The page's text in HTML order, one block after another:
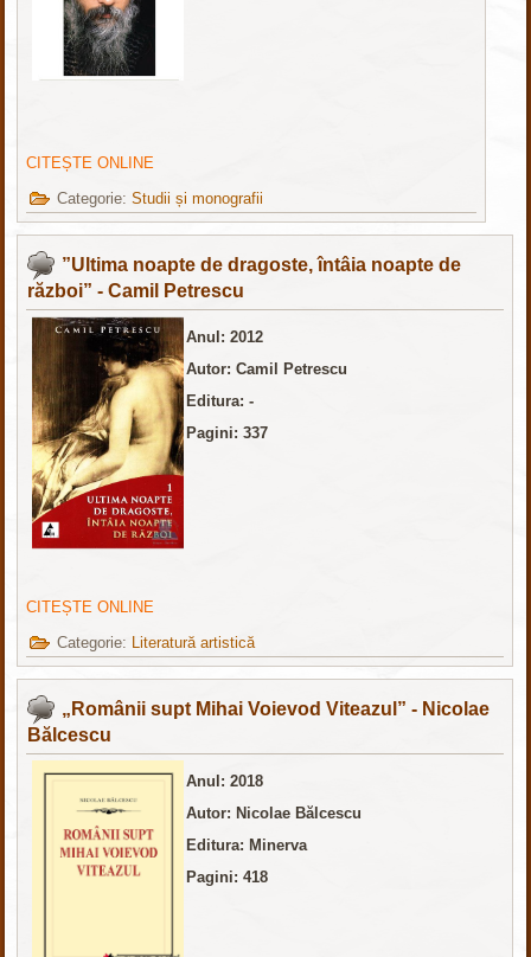
CITEȘTE ONLINE
Categorie:Studii și monografii
”Ultima noapte de dragoste, întâia noapte de
război” - Camil Petrescu
Anul: 2012
Autor: Camil Petrescu
Editura: -
Pagini: 337
CITEȘTE ONLINE
Categorie:
Literatură artistică
„Românii supt Mihai Voievod Viteazul” - Nicolae
Bălcescu
Anul: 2018
Autor: Nicolae Bălcescu
Editura: Minerva
Pagini: 418